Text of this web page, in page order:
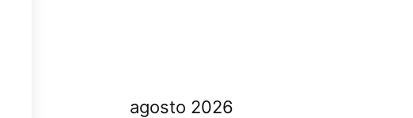
agosto 2026